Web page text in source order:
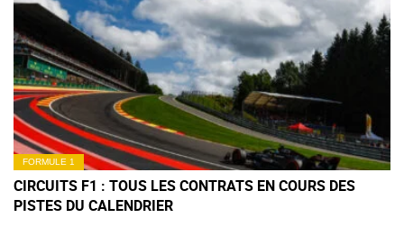
FORMULE 1
CIRCUITS F1 : TOUS LES CONTRATS EN COURS DES
PISTES DU CALENDRIER